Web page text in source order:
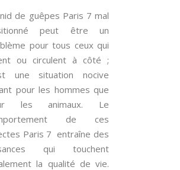
de guêpes Paris 7 mal
peut être un
pour tous ceux qui
ou circulent à côté ;
une situation nocive
pour les hommes que
les animaux. Le
de ces
Paris 7 entraîne des
qui touchent
la qualité de vie.